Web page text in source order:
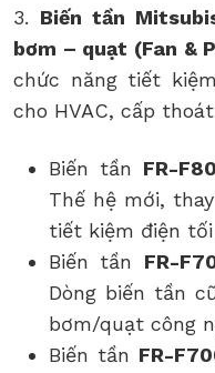
3. Biến tần
bơm – quạt (Fan &
chức năng tiết
cho HVAC, cấp
Biến tần FR-
Thế hệ mới,
tiết kiệm điện tối
Biến tần FR-
Dòng biến tần
bơm/quạt công
Biến tần FR-